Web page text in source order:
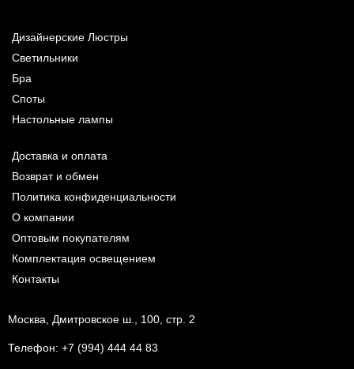
Дизайнерские Люстры
Светильники
Бра
Споты
Настольные лампы
Доставка и оплата
Возврат и обмен
Политика конфиденциальности
О компании
Оптовым покупателям
Комплектация освещением
Контакты
Москва, Дмитровское ш., 100, стр. 2
Телефон: +7 (994) 444 44 83